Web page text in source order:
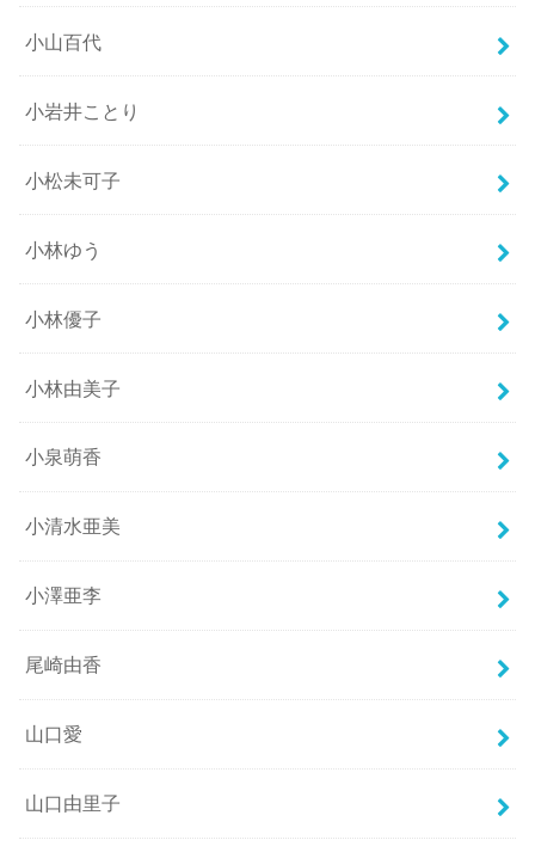
小山百代
小岩井ことり
小松未可子
小林ゆう
小林優子
小林由美子
小泉萌香
小清水亜美
小澤亜李
尾崎由香
山口愛
山口由里子